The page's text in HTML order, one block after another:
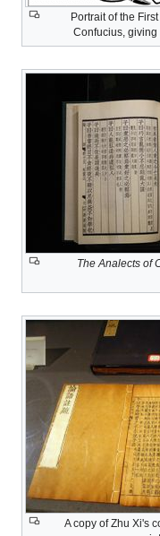
Portrait of the First
Confucius, giving
The Analects of
A copy of Zhu Xi's